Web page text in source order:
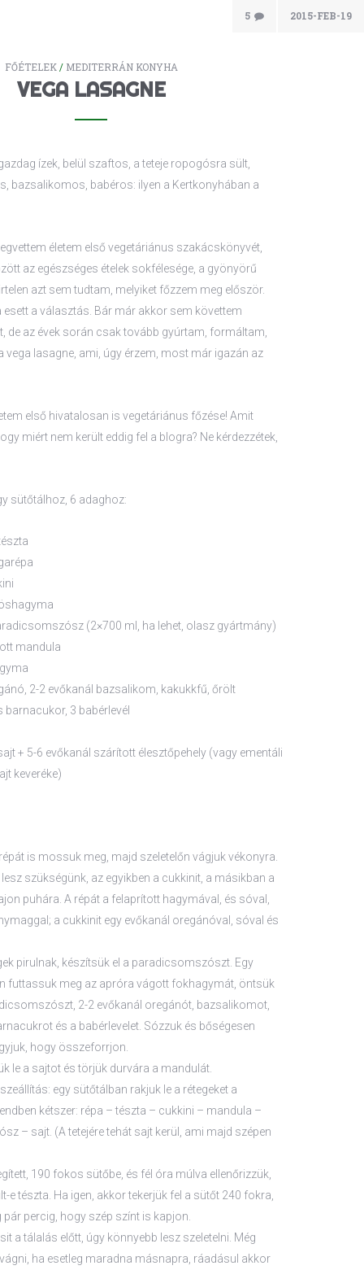
5 2015-FEB-19
FŐÉTELEK/ MEDITERRÁN KONYHA
VEGA LASAGNE
ízek, belül szaftos, a teteje ropogósra sült,
bazsalikomos, babéros: ilyen a Kertkonyhában a
életem első vegetáriánus szakácskönyvét,
az egészséges ételek sokfélesége, a gyönyörű
azt sem tudtam, melyiket főzzem meg először.
esett a választás. Bár már akkor sem követtem
de az évek során csak tovább gyúrtam, formáltam,
vega lasagne, ami, úgy érzem, most már igazán az
első hivatalosan is vegetáriánus főzése! Amit
miért nem került eddig fel a blogra? Ne kérdezzétek,
sütőtálhoz, 6 adaghoz:
(2×700 ml, ha lehet, olasz gyártmány)
mandula
2-2 evőkanál bazsalikom, kakukkfű, őrölt
barnacukor, 3 babérlevél
+ 5-6 evőkanál szárított élesztőpehely (vagy ementáli
keveréke)
is mossuk meg, majd szeletelőn vágjuk vékonyra.
lesz szükségünk, az egyikben a cukkinit, a másikban a
puhára. A répát a felaprított hagymával, és sóval,
a cukkinit egy evőkanál oregánóval, sóval és
pirulnak, készítsük el a paradicsomszószt. Egy
futtassuk meg az apróra vágott fokhagymát, öntsük
2-2 evőkanál oregánót, bazsalikomot,
és a babérlevelet. Sózzuk és bőségesen
hogy összeforrjon.
le a sajtot és törjük durvára a mandulát.
egy sütőtálban rakjuk le a rétegeket a
kétszer: répa – tészta – cukkini – mandula –
– sajt. (A tetejére tehát sajt kerül, ami majd szépen
190 fokos sütőbe, és fél óra múlva ellenőrizzük,
e tészta. Ha igen, akkor tekerjük fel a sütőt 240 fokra,
percig, hogy szép színt is kapjon.
a tálalás előtt, úgy könnyebb lesz szeletelni. Még
ha esetleg maradna másnapra, ráadásul akkor